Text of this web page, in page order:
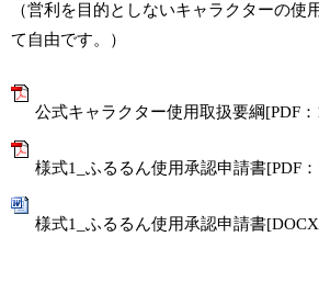
（営利を目的としないキャラクターの使
て自由です。）
公式キャラクター使用取扱要綱[PDF
様式1_ふるるん使用承認申請書[PDF
様式1_ふるるん使用承認申請書